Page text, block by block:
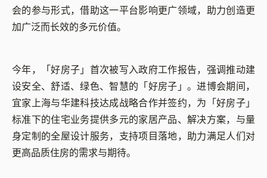
会的参与形式，借助这一平台影响更广领域，助力创造更
加广泛而长效的多元价值。
今年，「好房子」首次被写入政府工作报告，强调推动建
设安全、舒适、绿色、智慧的「好房子」。进博会期间，
宜家上海与华建科技达成战略合作并签约，为「好房子」
标准下的住宅业务提供多元的家居产品、解决方案，与量
身定制的全屋设计服务，支持项目落地，助力满足人们对
更高品质住房的需求与期待。